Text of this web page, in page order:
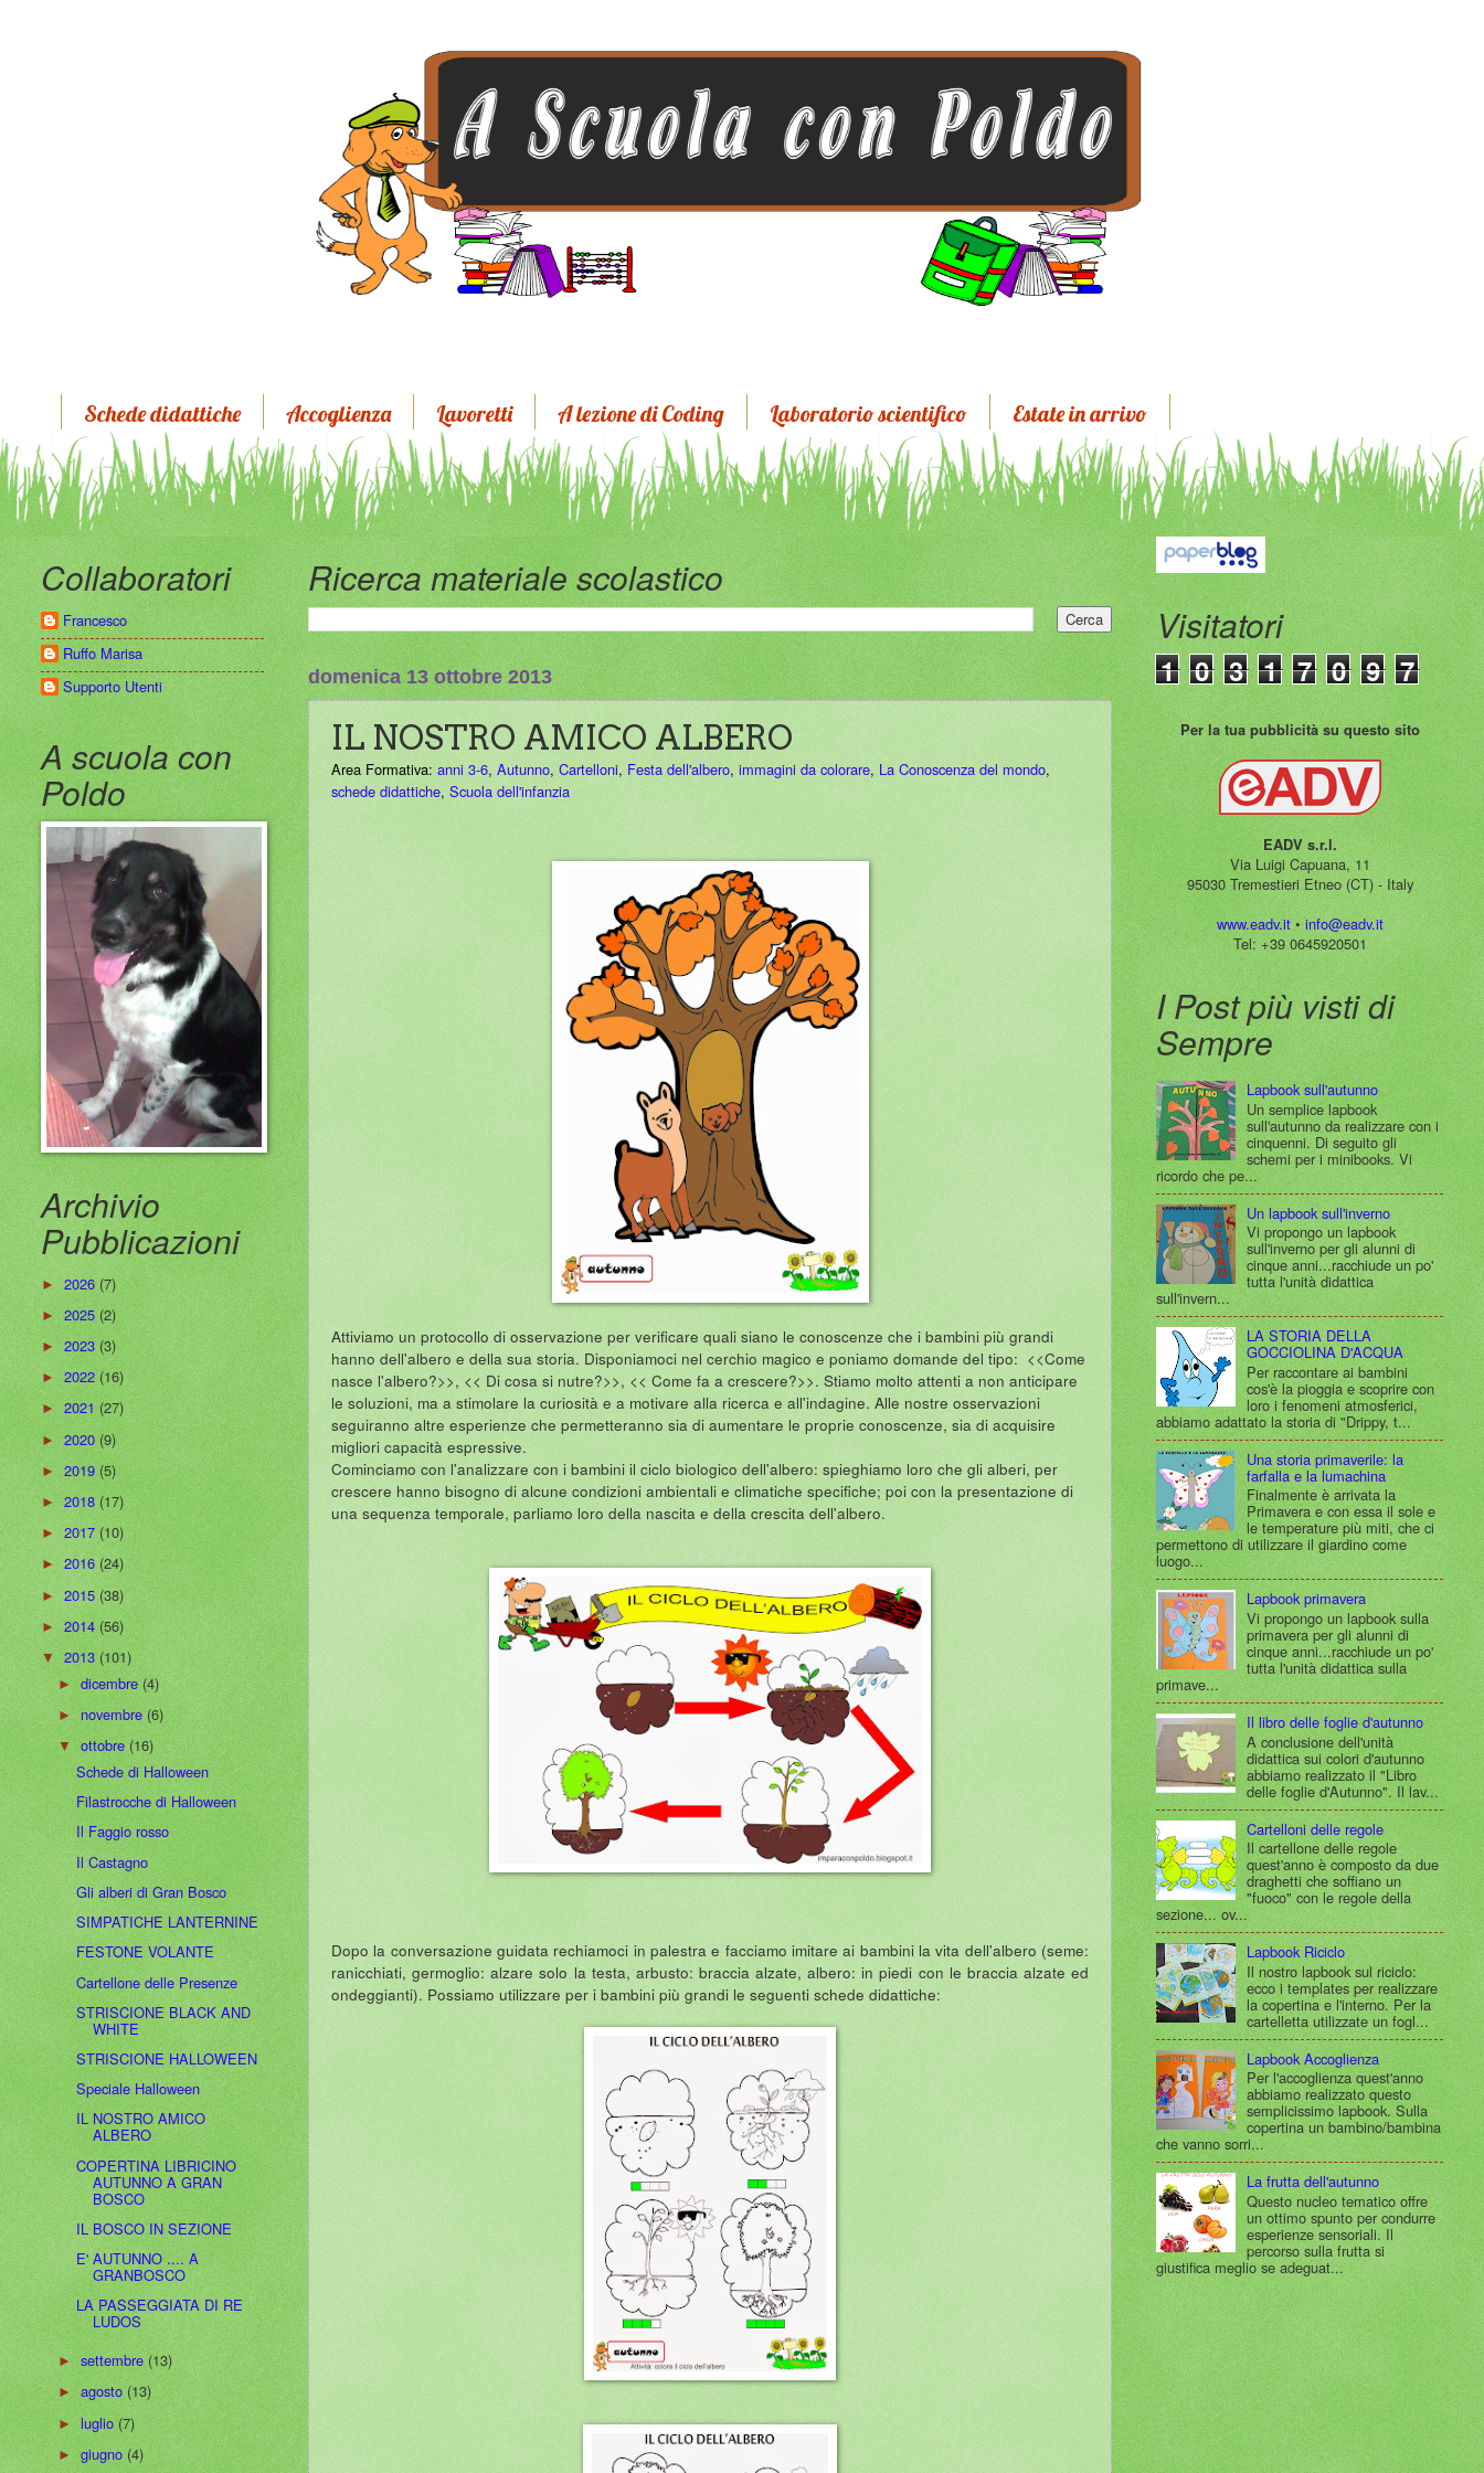
Schede didattiche Accoglienza Lavoretti A lezione di Coding Laboratorio scientifico Estate in arrivo
Ricerca materiale scolastico
domenica 13 ottobre 2013
IL NOSTRO AMICO ALBERO
Area Formativa: anni 3-6, Autunno, Cartelloni, Festa dell'albero, immagini da colorare, La Conoscenza del mondo,
schede didattiche, Scuola dell'infanzia
Attiviamo un protocollo di osservazione per verificare quali siano le conoscenze che i bambini più grandi
hanno dell'albero e della sua storia. Disponiamoci nel cerchio magico e poniamo domande del tipo: <<Come
nasce l'albero?>>, << Di cosa si nutre?>>, << Come fa a crescere?>>. Stiamo molto attenti a non anticipare
le soluzioni, ma a stimolare la curiosità e a motivare alla ricerca e all'indagine. Alle nostre osservazioni
seguiranno altre esperienze che permetteranno sia di aumentare le proprie conoscenze, sia di acquisire
migliori capacità espressive.
Cominciamo con l'analizzare con i bambini il ciclo biologico dell'albero: spieghiamo loro che gli alberi, per
crescere hanno bisogno di alcune condizioni ambientali e climatiche specifiche; poi con la presentazione di
una sequenza temporale, parliamo loro della nascita e della crescita dell'albero.
Dopo la conversazione guidata rechiamoci in palestra e facciamo imitare ai bambini la vita dell'albero (seme:
ranicchiati, germoglio: alzare solo la testa, arbusto: braccia alzate, albero: in piedi con le braccia alzate ed
ondeggianti). Possiamo utilizzare per i bambini più grandi le seguenti schede didattiche:
Collaboratori
Francesco
Ruffo Marisa
Supporto Utenti
A scuola con
Poldo
Archivio
Pubblicazioni
►2026(7)
►2025(2)
►2023(3)
►2022(16)
►2021(27)
►2020(9)
►2019(5)
►2018(17)
► 2017(10)
►2016(24)
►2015(38)
►2014(56)
▼2013(101)
►dicembre(4)
►novembre(6)
▼ottobre(16)
Schede di Halloween
Filastrocche di Halloween
Il Faggio rosso
Il Castagno
Gli alberi di Gran Bosco
SIMPATICHE LANTERNINE
FESTONE VOLANTE
Cartellone delle Presenze
STRISCIONE BLACK AND
WHITE
STRISCIONE HALLOWEEN
Speciale Halloween
IL NOSTRO AMICO
ALBERO
COPERTINA LIBRICINO
AUTUNNO A GRAN
BOSCO
IL BOSCO IN SEZIONE
E' AUTUNNO .... A
GRANBOSCO
LA PASSEGGIATA DI RE
LUDOS
►settembre(13)
►agosto(13)
►luglio(7)
►giugno(4)
Visitatori
1 0 3 1 7 0 9 7
Per la tua pubblicità su questo sito
EADV s.r.l.
Via Luigi Capuana, 11
95030 Tremestieri Etneo (CT) - Italy
www.eadv.it•info@eadv.it
Tel: +39 0645920501
I Post più visti di
Sempre
Lapbook sull'autunno
Un semplice lapbook
sull'autunno da realizzare con i
cinquenni. Di seguito gli
schemi per i minibooks. Vi
ricordo che pe...
Un lapbook sull'inverno
Vi propongo un lapbook
sull'inverno per gli alunni di
cinque anni...racchiude un po'
tutta l'unità didattica
sull'invern...
LA STORIA DELLA
GOCCIOLINA D'ACQUA
Per raccontare ai bambini
cos'è la pioggia e scoprire con
loro i fenomeni atmosferici,
abbiamo adattato la storia di "Drippy, t...
Una storia primaverile: la
farfalla e la lumachina
Finalmente è arrivata la
Primavera e con essa il sole e
le temperature più miti, che ci
permettono di utilizzare il giardino come
luogo...
Lapbook primavera
Vi propongo un lapbook sulla
primavera per gli alunni di
cinque anni...racchiude un po'
tutta l'unità didattica sulla
primave...
Il libro delle foglie d'autunno
A conclusione dell'unità
didattica sui colori d'autunno
abbiamo realizzato il "Libro
delle foglie d'Autunno". Il lav...
Cartelloni delle regole
Il cartellone delle regole
quest'anno è composto da due
draghetti che soffiano un
"fuoco" con le regole della
sezione... ov...
Lapbook Riciclo
Il nostro lapbook sul riciclo:
ecco i templates per realizzare
la copertina e l'interno. Per la
cartelletta utilizzate un fogl...
Lapbook Accoglienza
Per l'accoglienza quest'anno
abbiamo realizzato questo
semplicissimo lapbook. Sulla
copertina un bambino/bambina
che vanno sorri...
La frutta dell'autunno
Questo nucleo tematico offre
un ottimo spunto per condurre
esperienze sensoriali. Il
percorso sulla frutta si
giustifica meglio se adeguat...